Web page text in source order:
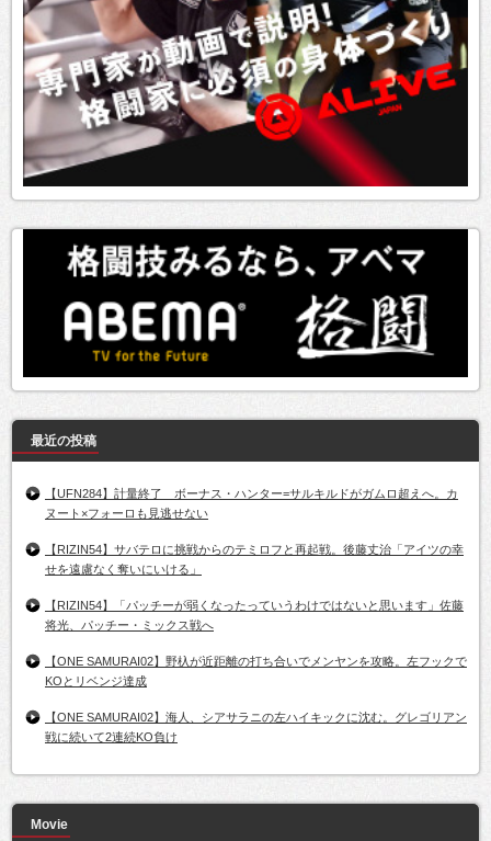
最近の投稿
【UFN284】計量終了 ボーナス・ハンター=サルキルドがガムロ超えへ。カ
ヌート×フォーロも見逃せない
【RIZIN54】サバテロに挑戦からのテミロフと再起戦。後藤丈治「アイツの幸
せを遠慮なく奪いにいける」
【RIZIN54】「パッチーが弱くなったっていうわけではないと思います」佐藤
将光、パッチー・ミックス戦へ
【ONE SAMURAI02】野杁が近距離の打ち合いでメンヤンを攻略。左フックで
KOとリベンジ達成
【ONE SAMURAI02】海人、シアサラニの左ハイキックに沈む。グレゴリアン
戦に続いて2連続KO負け
Movie